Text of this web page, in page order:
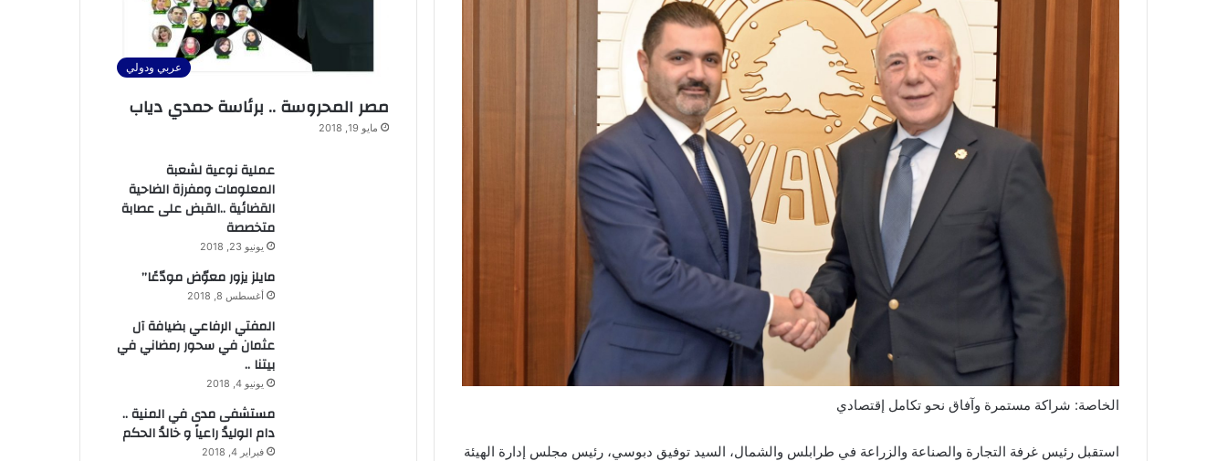
الخاصة: شراكة مستمرة وآفاق نحو تكامل إقتصادي
استقبل رئيس غرفة التجارة والصناعة والزراعة في طرابلس والشمال، السيد توفيق دبوسي، رئيس مجلس إدارة الهيئة
عربي ودولي
مصر المحروسة .. برئاسة حمدي دياب
مايو 19, 2018
عملية نوعية لشعبة
المعلومات ومفرزة الضاحية
القضائية ..القبض على عصابة
متخصصة
يونيو 23, 2018
مايلز يزور معوّض مودّعًا”
أغسطس 8, 2018
المفتي الرفاعي بضيافة آل
عثمان في سحور رمضاني في
بيتنا ..
يونيو 4, 2018
مستشفى مدى في المنية ..
دام الوليدُ راعياً و خالدُ الحكم
فبراير 4, 2018